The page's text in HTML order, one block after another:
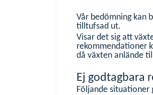
Vår bedömning kan
tilltufsad ut.
Visar det sig att
rekommendationer
då växten anlände
Ej godtagbara
Följande situationer